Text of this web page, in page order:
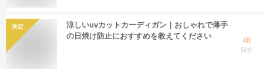
決定
涼しいuvカットカーディガン｜おしゃれで薄手
の日焼け防止におすすめを教えてください
48
回答